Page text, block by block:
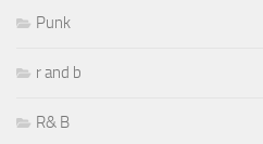
Punk
r and b
R& B